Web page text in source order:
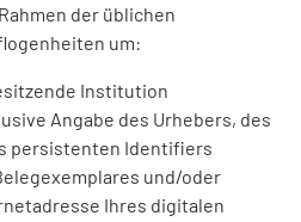
der üblichen
um:
Institution
Angabe des Urhebers, des
persistenten Identifiers
und/oder
Ihres digitalen